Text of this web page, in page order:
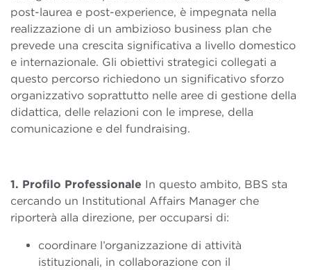
post-laurea e post-experience, è impegnata nella
realizzazione di un ambizioso business plan che
prevede una crescita significativa a livello domestico
e internazionale. Gli obiettivi strategici collegati a
questo percorso richiedono un significativo sforzo
organizzativo soprattutto nelle aree di gestione della
didattica, delle relazioni con le imprese, della
comunicazione e del fundraising.
1. Profilo Professionale In questo ambito, BBS sta
cercando un Institutional Affairs Manager che
riporterà alla direzione, per occuparsi di:
coordinare l’organizzazione di attività
istituzionali, in collaborazione con il